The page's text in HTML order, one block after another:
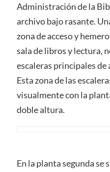
Administración de la
archivo bajo rasante.
zona de acceso y
sala de libros y lectura,
escaleras principales de
Esta zona de las
visualmente con la
doble altura.
En la planta segunda se